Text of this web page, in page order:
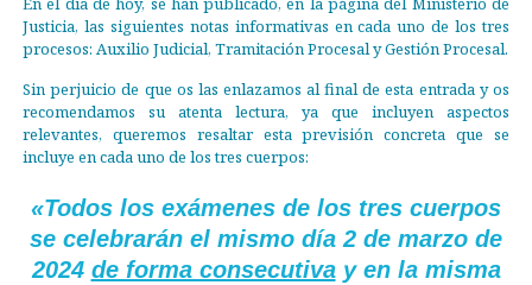
Justicia, las siguientes notas informativas en cada uno de los tres
procesos: Auxilio Judicial, Tramitación Procesal y Gestión Procesal.
Sin perjuicio de que os las enlazamos al final de esta entrada y os
recomendamos su atenta lectura, ya que incluyen aspectos
relevantes, queremos resaltar esta previsión concreta que se
incluye en cada uno de los tres cuerpos:
«Todos los exámenes de los tres cuerpos
se celebrarán el mismo día 2 de marzo de
2024 de forma consecutivay en la misma